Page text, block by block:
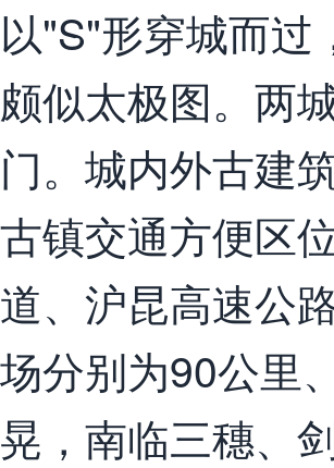
以"S"形穿城而
颇似太极图。两
门。城内外古建
古镇交通方便区
道、沪昆高速公
场分别为90公里
晃，南临三穗、